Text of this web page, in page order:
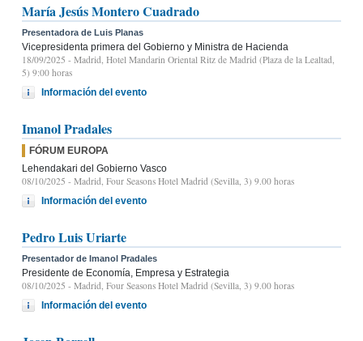
María Jesús Montero Cuadrado
Presentadora de Luis Planas
Vicepresidenta primera del Gobierno y Ministra de Hacienda
18/09/2025 - Madrid, Hotel Mandarin Oriental Ritz de Madrid (Plaza de la Lealtad,
5) 9:00 horas
Información del evento
Imanol Pradales
FÓRUM EUROPA
Lehendakari del Gobierno Vasco
08/10/2025 - Madrid, Four Seasons Hotel Madrid (Sevilla, 3) 9.00 horas
Información del evento
Pedro Luis Uriarte
Presentador de Imanol Pradales
Presidente de Economía, Empresa y Estrategia
08/10/2025 - Madrid, Four Seasons Hotel Madrid (Sevilla, 3) 9.00 horas
Información del evento